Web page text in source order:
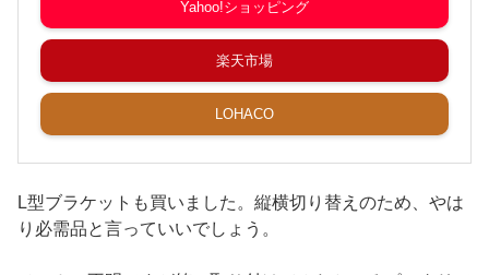
Yahoo!ショッピング
楽天市場
LOHACO
L型ブラケットも買いました。縦横切り替えのため、やは
り必需品と言っていいでしょう。